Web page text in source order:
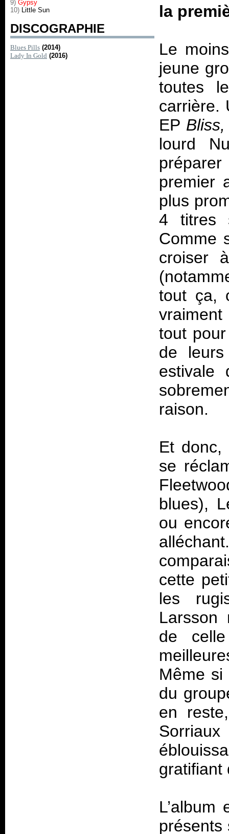
9) Gypsy
10) Little Sun
DISCOGRAPHIE
Blues Pills (2014)
Lady In Gold (2016)
la
Le
jeune
toutes
carrière.
EP Bliss,
lourd
premier
plus
4 titres
Comme
croiser
tout ça,
tout
de
estivale
raison.
Et donc,
se
blues),
ou
cette
les
Larsson
de
Même si
du
en
gratifiant
présents